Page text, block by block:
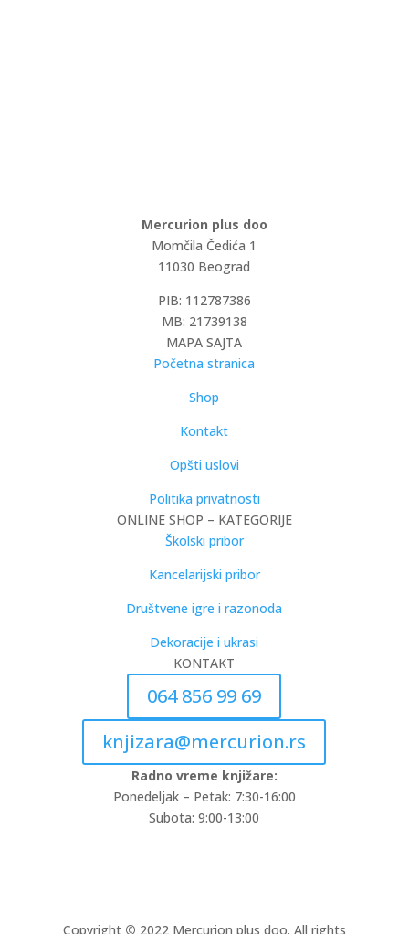
Mercurion plus doo
Momčila Čedića 1
11030 Beograd
PIB: 112787386
MB: 21739138
MAPA SAJTA
Početna stranica
Shop
Kontakt
Opšti uslovi
Politika privatnosti
ONLINE SHOP – KATEGORIJE
Školski pribor
Kancelarijski pribor
Društvene igre i razonoda
Dekoracije i ukrasi
KONTAKT
064 856 99 69
knjizara@mercurion.rs
Radno vreme knjižare:
Ponedeljak – Petak: 7:30-16:00
Subota: 9:00-13:00
Copyright © 2022 Mercurion plus doo. All rights